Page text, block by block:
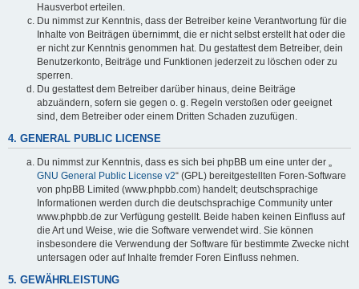
Hausverbot erteilen.
Du nimmst zur Kenntnis, dass der Betreiber keine Verantwortung für die
Inhalte von Beiträgen übernimmt, die er nicht selbst erstellt hat oder die
er nicht zur Kenntnis genommen hat. Du gestattest dem Betreiber, dein
Benutzerkonto, Beiträge und Funktionen jederzeit zu löschen oder zu
sperren.
Du gestattest dem Betreiber darüber hinaus, deine Beiträge
abzuändern, sofern sie gegen o. g. Regeln verstoßen oder geeignet
sind, dem Betreiber oder einem Dritten Schaden zuzufügen.
4. GENERAL PUBLIC LICENSE
Du nimmst zur Kenntnis, dass es sich bei phpBB um eine unter der „
GNU General Public License v2“ (GPL) bereitgestellten Foren-Software
von phpBB Limited (www.phpbb.com) handelt; deutschsprachige
Informationen werden durch die deutschsprachige Community unter
www.phpbb.de zur Verfügung gestellt. Beide haben keinen Einfluss auf
die Art und Weise, wie die Software verwendet wird. Sie können
insbesondere die Verwendung der Software für bestimmte Zwecke nicht
untersagen oder auf Inhalte fremder Foren Einfluss nehmen.
5. GEWÄHRLEISTUNG